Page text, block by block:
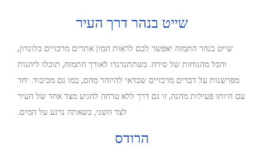
שייט בנהר דרך העיר
שייט בנהר התמזה יאפשר לכם לראות המון אתרים מרכזיים בלונדון,
והכל מהנוחות של סירה. כשתתנדנדו לאורך התמזה, תוכלו ליהנות
מפרשנות על דברים מרכזיים שכדאי להיזהר מהם, כמו גם מכיבוד. יחד
עם היותו פעילות מהנה, זו גם דרך ללא טרחה להגיע מצד אחד של העיר
לצד השני, כשאתה נרגע על המים.
הרודס